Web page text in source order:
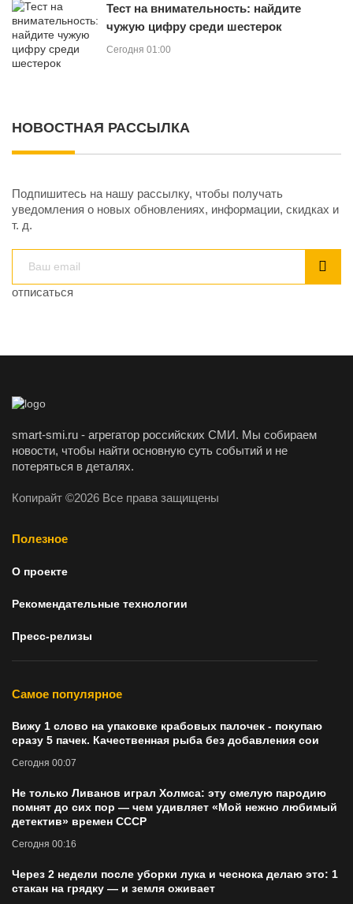
Тест на внимательность: найдите
чужую цифру среди шестерок
Сегодня 01:00
НОВОСТНАЯ РАССЫЛКА
Подпишитесь на нашу рассылку, чтобы получать
уведомления о новых обновлениях, информации, скидках и
т. д.
отписаться
smart-smi.ru - агрегатор российских СМИ. Мы собираем
новости, чтобы найти основную суть событий и не
потеряться в деталях.
Копирайт ©2026 Все права защищены
Полезное
О проекте
Рекомендательные технологии
Пресс-релизы
Самое популярное
Вижу 1 слово на упаковке крабовых палочек - покупаю
сразу 5 пачек. Качественная рыба без добавления сои
Сегодня 00:07
Не только Ливанов играл Холмса: эту смелую пародию
помнят до сих пор — чем удивляет «Мой нежно любимый
детектив» времен СССР
Сегодня 00:16
Через 2 недели после уборки лука и чеснока делаю это: 1
стакан на грядку — и земля оживает